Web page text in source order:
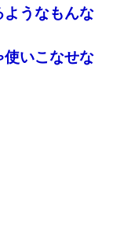
うなもんな
使いこなせな